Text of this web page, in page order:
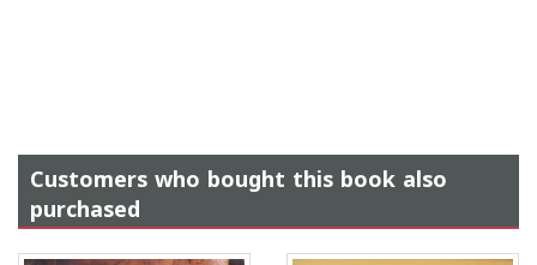
Customers who bought this book also
purchased